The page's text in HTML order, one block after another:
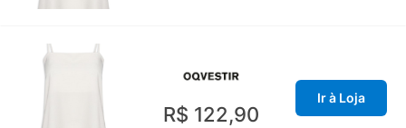
R$ 122,90
Ir à Loja